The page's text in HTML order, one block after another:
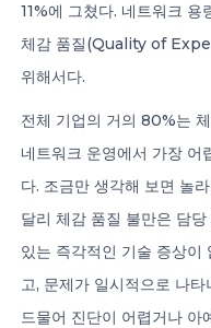
11%에 그쳤다. 네트워크
체감 품질(Quality of
위해서다.
전체 기업의 거의 80%는
네트워크 운영에서 가장 어
다. 조금만 생각해 보면 놀
달리 체감 품질 불만은 담
있는 즉각적인 기술 증상이
고, 문제가 일시적으로 나
드물어 진단이 어렵거나 아